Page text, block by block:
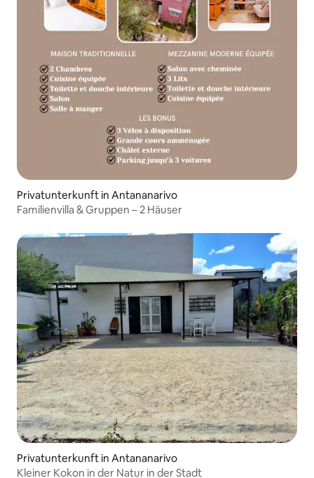
Privatunterkunft in Antananarivo
Familienvilla & Gruppen – 2 Häuser
Privatunterkunft in Antananarivo
Kleiner Kokon in der Natur in der Stadt